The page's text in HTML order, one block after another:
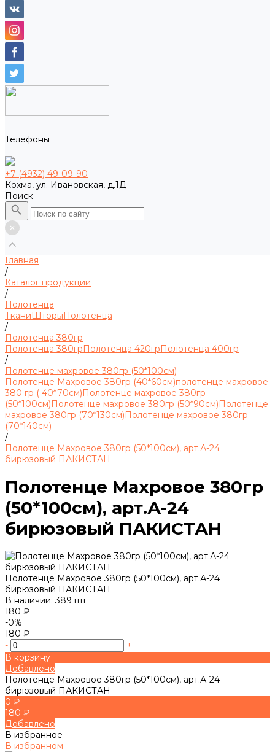
Телефоны
+7 (4932) 49-09-90
Кохма, ул. Ивановская, д.1Д
Поиск
Главная
/
Каталог продукции
/
Полотенца
ТканиШторыПолотенца
/
Полотенца 380гр
Полотенца 380грПолотенца 420грПолотенца 400гр
/
Полотенце махровое 380гр (50*100см)
Полотенце Махровое 380гр (40*60см)полотенце махровое
380 гр ( 40*70см)Полотенце махровое 380гр
(50*100см)Полотенце махровое 380гр (50*90см)Полотенце
махровое 380гр (70*130см)Полотенце махровое 380гр
(70*140см)
/
Полотенце Махровое 380гр (50*100см), арт.А-24
бирюзовый ПАКИСТАН
Полотенце Махровое 380гр
(50*100см), арт.А-24
бирюзовый ПАКИСТАН
Полотенце Махровое 380гр (50*100см), арт.А-24
бирюзовый ПАКИСТАН
В наличии: 389 шт
180 ₽
-0%
180 ₽
-
+
В корзину
Добавлено
Полотенце Махровое 380гр (50*100см), арт.А-24
бирюзовый ПАКИСТАН
0 ₽
180 ₽
Добавлено
В избранное
В избранном